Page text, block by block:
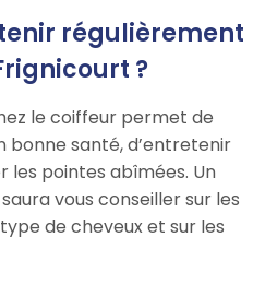
régulièrement
?
le coiffeur permet de
bonne santé, d’entretenir
les pointes abîmées. Un
vous conseiller sur les
de cheveux et sur les